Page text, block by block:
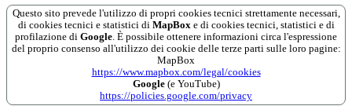
Questo sito prevede l'utilizzo di propri cookies tecnici strettamente necessari,
di cookies tecnici e statistici di MapBoxe di cookies tecnici, statistici e di
profilazione di Google. È possibile ottenere informazioni circa l'espressione
del proprio consenso all'utilizzo dei cookie delle terze parti sulle loro pagine:
MapBox
https://www.mapbox.com/legal/cookies
Google(e YouTube)
https://policies.google.com/privacy